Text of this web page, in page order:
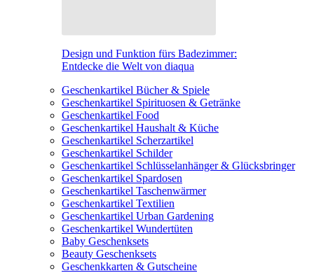
Design und Funktion fürs Badezimmer:
Entdecke die Welt von diaqua
Geschenkartikel Bücher & Spiele
Geschenkartikel Spirituosen & Getränke
Geschenkartikel Food
Geschenkartikel Haushalt & Küche
Geschenkartikel Scherzartikel
Geschenkartikel Schilder
Geschenkartikel Schlüsselanhänger & Glücksbringer
Geschenkartikel Spardosen
Geschenkartikel Taschenwärmer
Geschenkartikel Textilien
Geschenkartikel Urban Gardening
Geschenkartikel Wundertüten
Baby Geschenksets
Beauty Geschenksets
Geschenkkarten & Gutscheine